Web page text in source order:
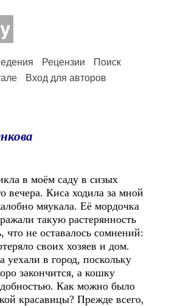
Рецензии
Поиск
Вход для авторов
в моём саду в сизых
вечера. Киса ходила за мной
мяукала. Её мордочка
такую растерянность
что не оставалось сомнений:
своих хозяев и дом.
уехали в город, поскольку
закончится, а кошку
Как можно было
красавицы? Прежде всего,